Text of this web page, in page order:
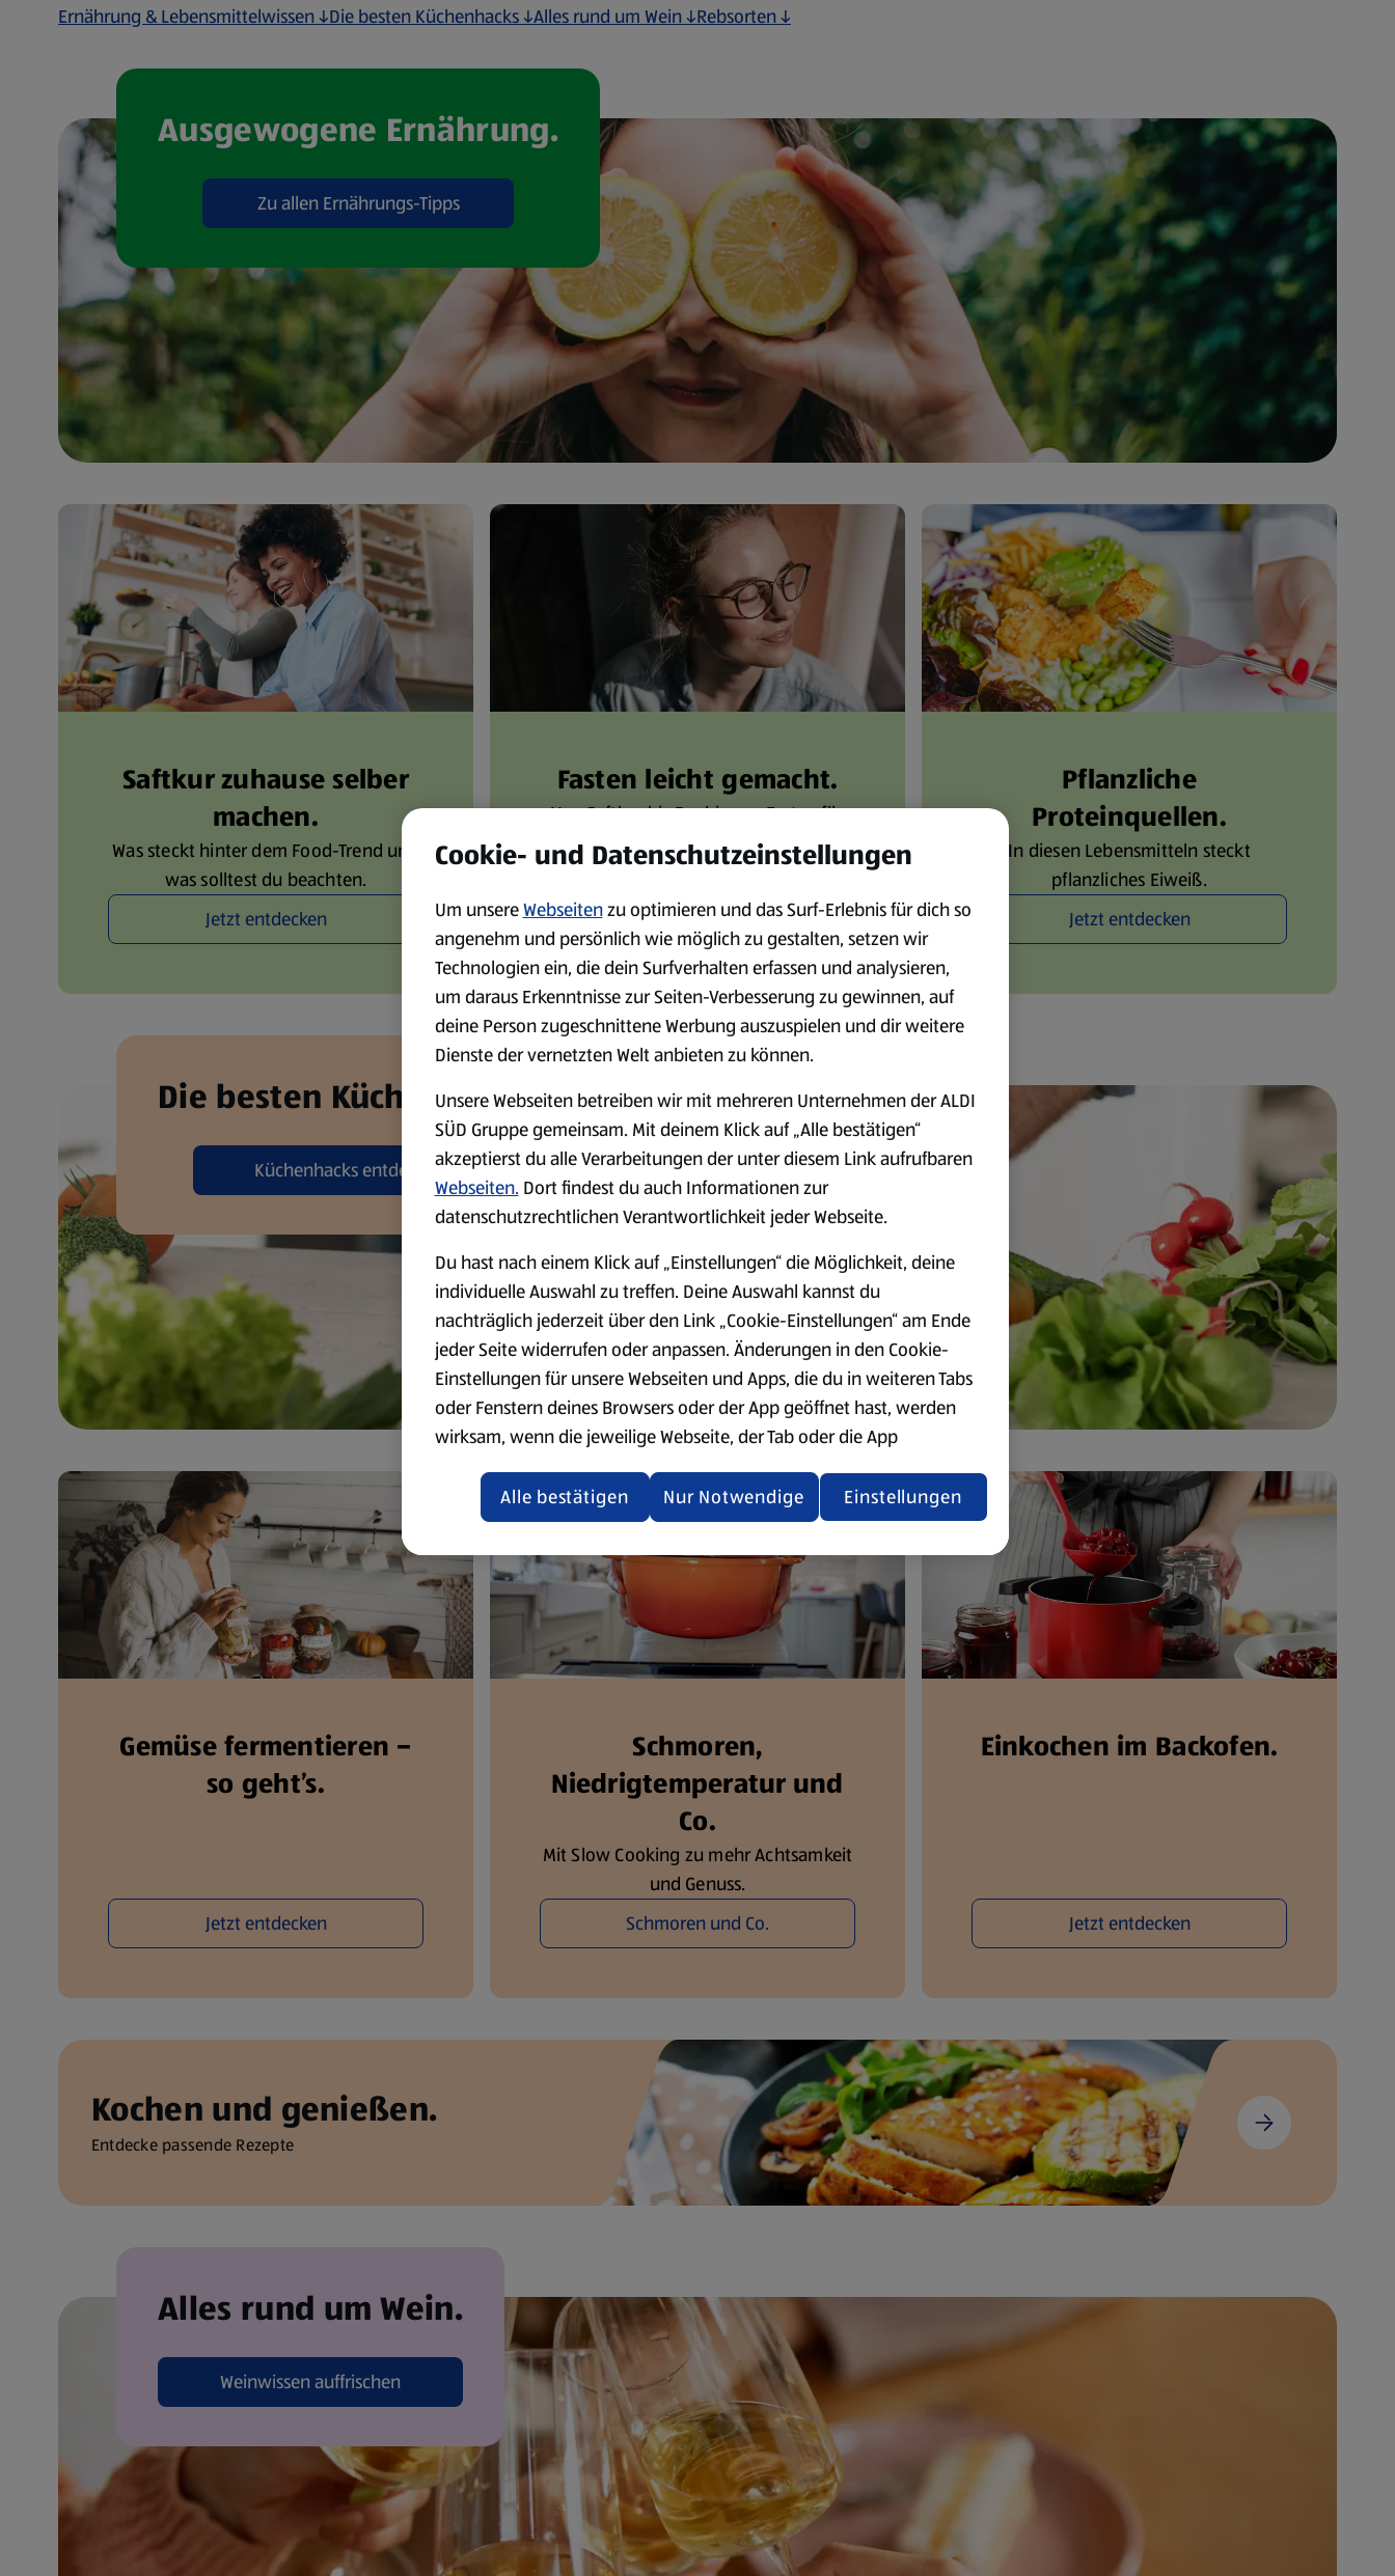
Ernährung & Lebensmittelwissen ↓Die besten Küchenhacks ↓Alles rund um Wein ↓Rebsorten ↓
Ausgewogene Ernährung.
Zu allen Ernährungs-Tipps
Saftkur zuhause selber
machen.
Was steckt hinter dem Food-Trend und
was solltest du beachten.
Jetzt entdecken
Fasten leicht gemacht.
Von Saftkur bis Buchinger: Fasten für
eine ausgewogene Ernährung.
Jetzt entdecken
Pflanzliche
Proteinquellen.
In diesen Lebensmitteln steckt
pflanzliches Eiweiß.
Jetzt entdecken
Die besten Küchenhacks.
Küchenhacks entdecken
Gemüse fermentieren –
so geht’s.
Jetzt entdecken
Schmoren,
Niedrigtemperatur und
Co.
Mit Slow Cooking zu mehr Achtsamkeit
und Genuss.
Schmoren und Co.
Einkochen im Backofen.
Jetzt entdecken
Kochen und genießen.
Entdecke passende Rezepte
Alles rund um Wein.
Weinwissen auffrischen
Cookie- und Datenschutzeinstellungen
Um unsereWebseitenzu optimieren und das Surf-Erlebnis für dich so
angenehm und persönlich wie möglich zu gestalten, setzen wir
Technologien ein, die dein Surfverhalten erfassen und analysieren,
um daraus Erkenntnisse zur Seiten-Verbesserung zu gewinnen, auf
deine Person zugeschnittene Werbung auszuspielen und dir weitere
Dienste der vernetzten Welt anbieten zu können.
Unsere Webseiten betreiben wir mit mehreren Unternehmen der ALDI
SÜD Gruppe gemeinsam. Mit deinem Klick auf „Alle bestätigen“
akzeptierst du alle Verarbeitungen der unter diesem Link aufrufbaren
Webseiten. Dort findest du auch Informationen zur
datenschutzrechtlichen Verantwortlichkeit jeder Webseite.
Du hast nach einem Klick auf „Einstellungen“ die Möglichkeit, deine
individuelle Auswahl zu treffen. Deine Auswahl kannst du
nachträglich jederzeit über den Link „Cookie-Einstellungen“ am Ende
jeder Seite widerrufen oder anpassen. Änderungen in den Cookie-
Einstellungen für unsere Webseiten und Apps, die du in weiteren Tabs
oder Fenstern deines Browsers oder der App geöffnet hast, werden
wirksam, wenn die jeweilige Webseite, der Tab oder die App
aktualisiert oder geschlossen und anschließend wieder geöffnet
Datenschutzerklärung zur Verfügung.
Übersicht der Webseitenbetreiber und Datenschutzerklärungen
Einstellungen
Nur Notwendige
Alle bestätigen